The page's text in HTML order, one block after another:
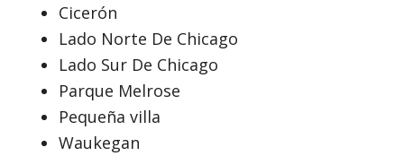
Cicerón
Lado Norte De Chicago
Lado Sur De Chicago
Parque Melrose
Pequeña villa
Waukegan